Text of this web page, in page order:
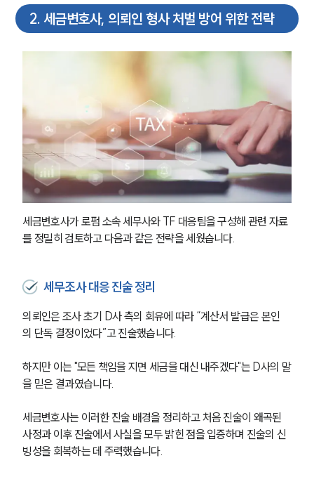
2. 세금변호사, 의뢰인 형사 처벌 방어 위한 전략
세금변호사가 로펌 소속 세무사와 TF 대응팀을 구성해 관련 자료
를 정밀히 검토하고 다음과 같은 전략을 세웠습니다.
세무조사 대응 진술 정리
의뢰인은 조사 초기 D사 측의 회유에 따라 “계산서 발급은 본인
의 단독 결정이었다”고 진술했습니다.
하지만 이는 "모든 책임을 지면 세금을 대신 내주겠다"는 D사의 말
을 믿은 결과였습니다.
세금변호사는 이러한 진술 배경을 정리하고 처음 진술이 왜곡된
사정과 이후 진술에서 사실을 모두 밝힌 점을 입증하며 진술의 신
빙성을 회복하는 데 주력했습니다.